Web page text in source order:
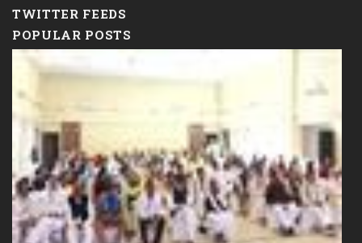
TWITTER FEEDS
POPULAR POSTS